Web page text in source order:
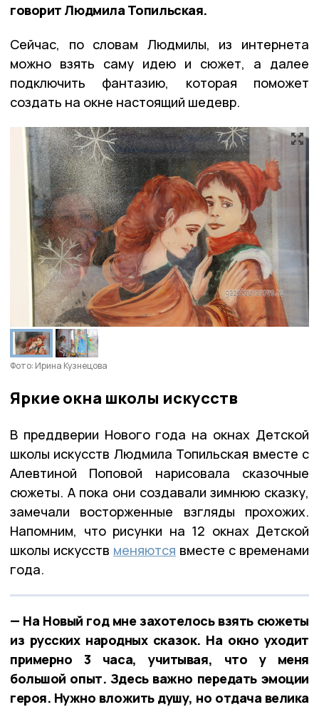
говорит Людмила Топильская.
Сейчас, по словам Людмилы, из интернета
можно взять саму идею и сюжет, а далее
подключить фантазию, которая поможет
создать на окне настоящий шедевр.
Фото: Ирина Кузнецова
Яркие окна школы искусств
В преддверии Нового года на окнах Детской
школы искусств Людмила Топильская вместе с
Алевтиной Поповой нарисовала сказочные
сюжеты. А пока они создавали зимнюю сказку,
замечали восторженные взгляды прохожих.
Напомним, что рисунки на 12 окнах Детской
школы искусств меняются вместе с временами
года.
— На Новый год мне захотелось взять сюжеты
из русских народных сказок. На окно уходит
примерно 3 часа, учитывая, что у меня
большой опыт. Здесь важно передать эмоции
героя. Нужно вложить душу, но отдача велика